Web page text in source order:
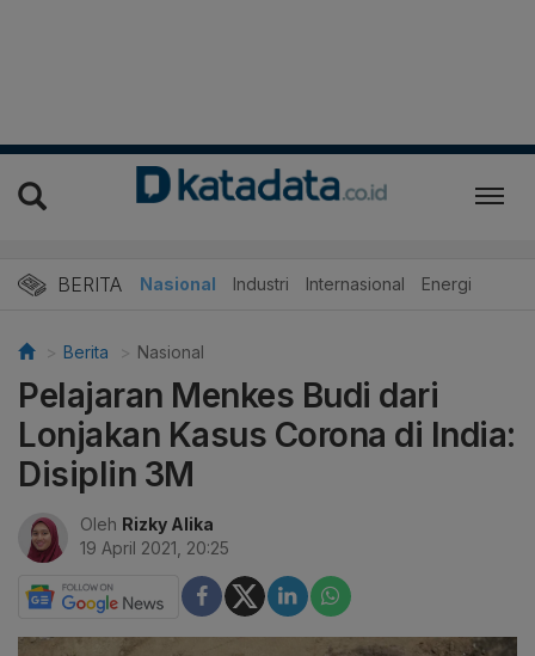
BERITA Nasional Industri Internasional Energi
Berita Nasional
Pelajaran Menkes Budi dari
Lonjakan Kasus Corona di India:
Disiplin 3M
Oleh Rizky Alika
19 April 2021, 20:25